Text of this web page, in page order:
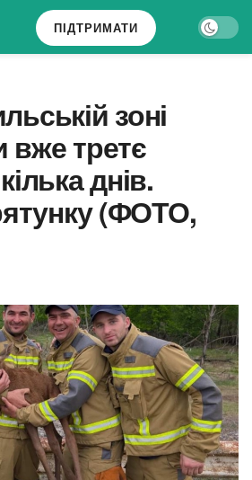
ПІДТРИМАТИ
зоні
вже третє
днів.
(ФОТО,